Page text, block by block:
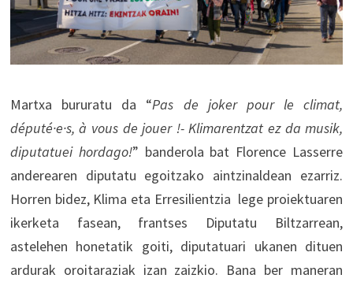
Martxa bururatu da “Pas de joker pour le climat,
député·e·s, à vous de jouer !- Klimarentzat ez da musik,
diputatuei hordago!” banderola bat Florence Lasserre
anderearen diputatu egoitzako aintzinaldean ezarriz.
Horren bidez, Klima eta Erresilientzia lege proiektuaren
ikerketa fasean, frantses Diputatu Biltzarrean,
astelehen honetatik goiti, diputatuari ukanen dituen
ardurak oroitaraziak izan zaizkio. Bana ber maneran